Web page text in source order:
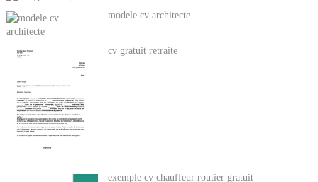
modele cv architecte
cv gratuit retraite
exemple cv chauffeur routier gratuit